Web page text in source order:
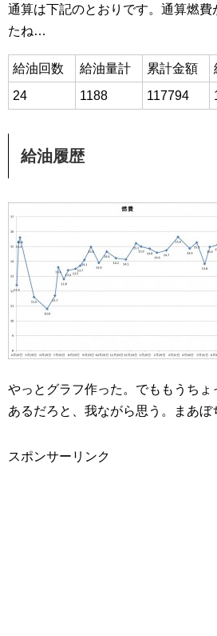
通算は下記のとおりです。通算燃費
たね…
給油回数 給油量計 累計金額
24
1188 117794
給油履歴
やっとグラフ作った。でももうち
あるだろと、我ながら思う。まあぼ
スポンサーリンク